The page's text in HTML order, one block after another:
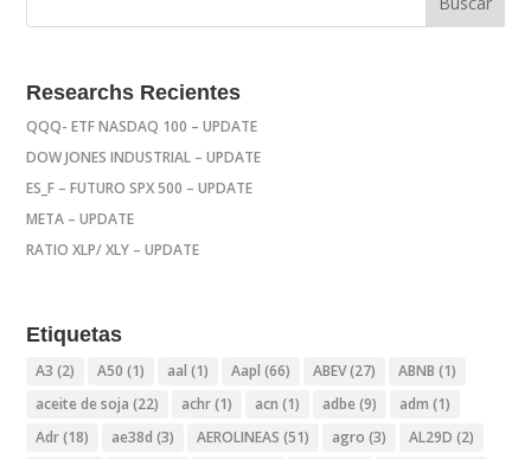
Researchs Recientes
QQQ- ETF NASDAQ 100 – UPDATE
DOW JONES INDUSTRIAL – UPDATE
ES_F – FUTURO SPX 500 – UPDATE
META – UPDATE
RATIO XLP/ XLY – UPDATE
Etiquetas
A3 (2) A50 (1) aal (1) Aapl (66) ABEV(27) ABNB (1)
aceite de soja (22) achr(1) acn (1) adbe (9) adm (1)
Adr(18) ae38d (3) AEROLINEAS (51) agro (3) AL29D (2)